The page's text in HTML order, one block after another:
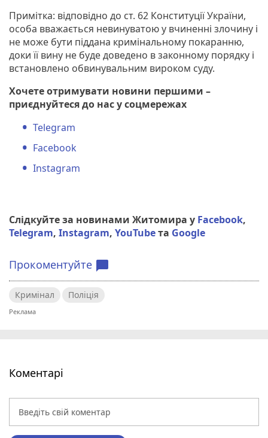
Примітка: відповідно до ст. 62 Конституції України,
особа вважається невинуватою у вчиненні злочину і
не може бути піддана кримінальному покаранню,
доки її вину не буде доведено в законному порядку і
встановлено обвинувальним вироком суду.
Хочете отримувати новини першими –
приєднуйтеся до нас у соцмережах
Telegram
Facebook
Instagram
Слідкуйте за новинами Житомира у Facebook,
Telegram, Instagram, YouTubeта Google
Прокоментуйте chat_bubble
Кримінал Поліція
Коментарі